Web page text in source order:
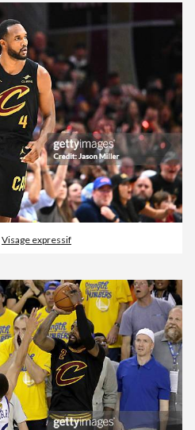
Visage expressif